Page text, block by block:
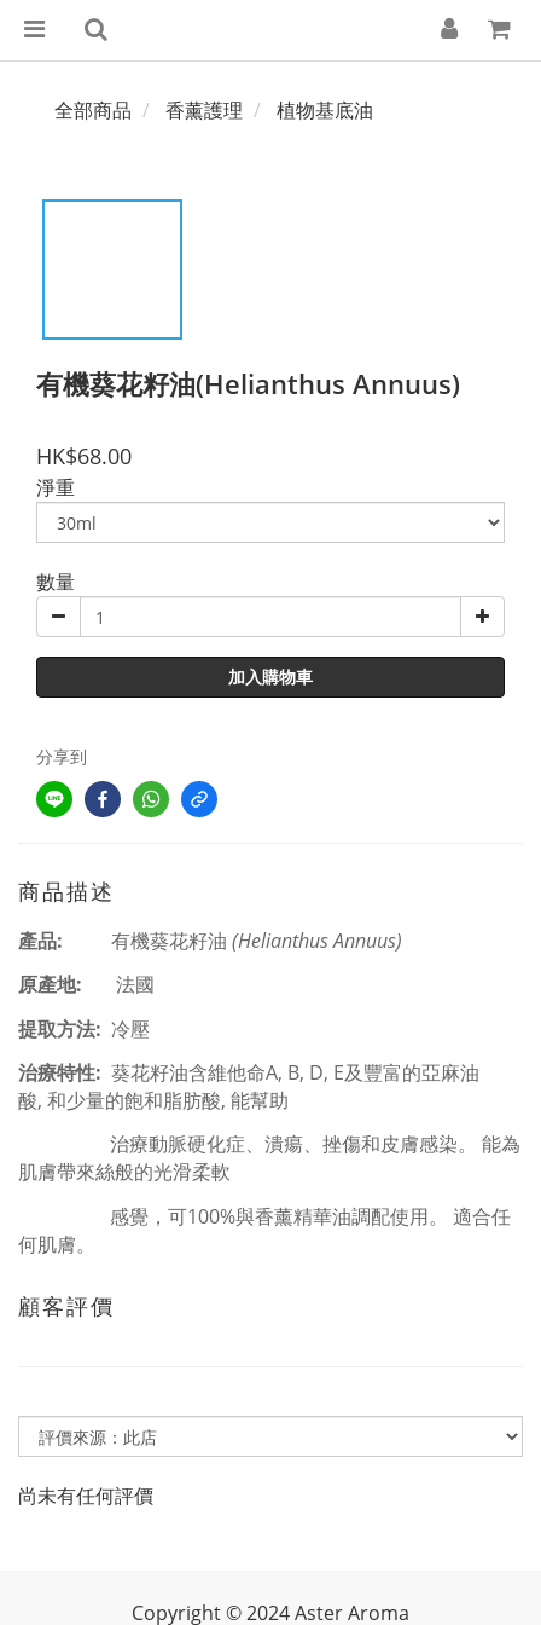
全部商品 香薰護理 植物基底油
有機葵花籽油(Helianthus Annuus)
HK$68.00
淨重
數量
加入購物車
分享到
商品描述
產品: 有機葵花籽油 (Helianthus Annuus)
原產地:
法國
提取方法: 冷壓
治療特性: 葵花籽油含維他命A, B, D, E及豐富的亞麻油
酸, 和少量的飽和脂肪酸, 能幫助
治療動脈硬化症、潰瘍、挫傷和皮膚感染。 能為
肌膚帶來絲般的光滑柔軟
感覺，可100%與香薰精華油調配使用。 適合任
何肌膚。
顧客評價
尚未有任何評價
Copyright©2024 Aster Aroma